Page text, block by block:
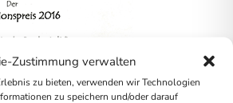
Zustimmung verwalten
zu bieten, verwenden wir Technologien
zu speichern und/oder darauf